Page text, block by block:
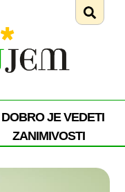
DOBRO JE VEDETI
ZANIMIVOSTI